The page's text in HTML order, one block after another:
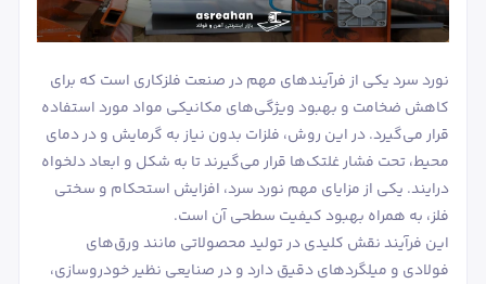
نورد سرد یکی از فرآیندهای مهم در صنعت فلزکاری است که برای
کاهش ضخامت و بهبود ویژگی‌های مکانیکی مواد مورد استفاده
قرار می‌گیرد. در این روش، فلزات بدون نیاز به گرمایش و در دمای
محیط، تحت فشار غلتک‌ها قرار می‌گیرند تا به شکل و ابعاد دلخواه
درایند. یکی از مزایای مهم نورد سرد، افزایش استحکام و سختی
فلز، به همراه بهبود کیفیت سطحی آن است.
این فرآیند نقش کلیدی در تولید محصولاتی مانند ورق‌های
فولادی و میلگردهای دقیق دارد و در صنایعی نظیر خودروسازی،